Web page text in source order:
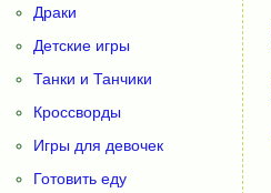
Драки
Детские игры
Танки и Танчики
Кроссворды
Игры для девочек
Готовить еду